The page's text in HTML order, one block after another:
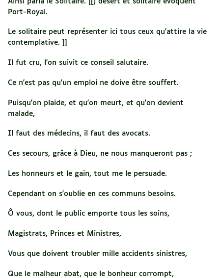
Port-Royal.
Le solitaire peut représenter ici tous ceux qu'attire la vie
contemplative. ]]
Il fut cru, l'on suivit ce conseil salutaire.
Ce n'est pas qu'un emploi ne doive être souffert.
Puisqu'on plaide, et qu'on meurt, et qu'on devient
malade,
Il faut des médecins, il faut des avocats.
Ces secours, grâce à Dieu, ne nous manqueront pas ;
Les honneurs et le gain, tout me le persuade.
Cependant on s'oublie en ces communs besoins.
Ô vous, dont le public emporte tous les soins,
Magistrats, Princes et Ministres,
Vous que doivent troubler mille accidents sinistres,
Que le malheur abat, que le bonheur corrompt,